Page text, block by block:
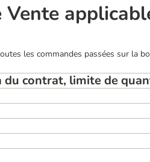
les commandes passées sur la
du contrat, limite de